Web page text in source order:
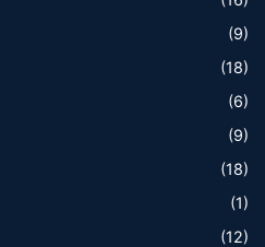
(9)
(18)
(6)
(9)
(18)
(1)
(12)